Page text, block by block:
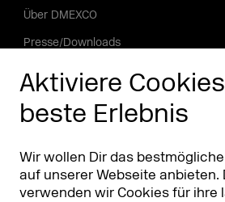
Aktiviere
beste Erlebnis
Wir wollen Dir das
auf unserer Webseite anbieten.
verwenden wir Cookies für ihre
Über DMEXCO
Presse/Downloads
Phishing Alarm
Partner
Partner & Sponsoren